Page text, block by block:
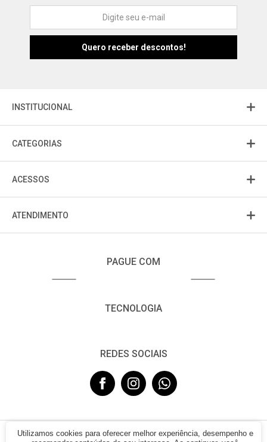
INSTITUCIONAL
CATEGORIAS
ACESSOS
ATENDIMENTO
PAGUE COM
TECNOLOGIA
REDES SOCIAIS
Fu Fujisom
Utilizamos cookies para oferecer melhor experiência, desempenho e